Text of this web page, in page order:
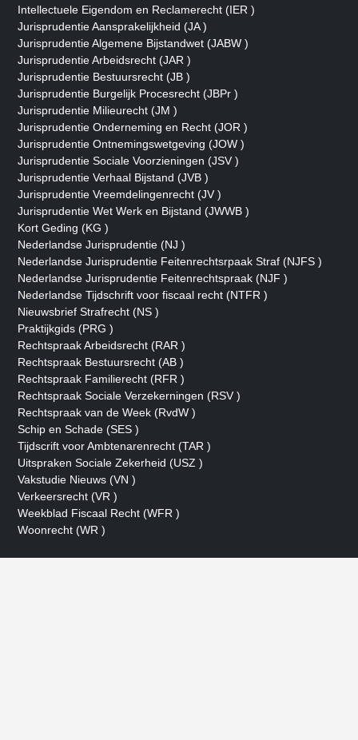
Intellectuele Eigendom en Reclamerecht (IER )
Jurisprudentie Aansprakelijkheid (JA )
Jurisprudentie Algemene Bijstandwet (JABW )
Jurisprudentie Arbeidsrecht (JAR )
Jurisprudentie Bestuursrecht (JB )
Jurisprudentie Burgelijk Procesrecht (JBPr )
Jurisprudentie Milieurecht (JM )
Jurisprudentie Onderneming en Recht (JOR )
Jurisprudentie Ontnemingswetgeving (JOW )
Jurisprudentie Sociale Voorzieningen (JSV )
Jurisprudentie Verhaal Bijstand (JVB )
Jurisprudentie Vreemdelingenrecht (JV )
Jurisprudentie Wet Werk en Bijstand (JWWB )
Kort Geding (KG )
Nederlandse Jurisprudentie (NJ )
Nederlandse Jurisprudentie Feitenrechtsrpaak Straf (NJFS )
Nederlandse Jurisprudentie Feitenrechtspraak (NJF )
Nederlandse Tijdschrift voor fiscaal recht (NTFR )
Nieuwsbrief Strafrecht (NS )
Praktijkgids (PRG )
Rechtspraak Arbeidsrecht (RAR )
Rechtspraak Bestuursrecht (AB )
Rechtspraak Familierecht (RFR )
Rechtspraak Sociale Verzekerningen (RSV )
Rechtspraak van de Week (RvdW )
Schip en Schade (SES )
Tijdscrift voor Ambtenarenrecht (TAR )
Uitspraken Sociale Zekerheid (USZ )
Vakstudie Nieuws (VN )
Verkeersrecht (VR )
Weekblad Fiscaal Recht (WFR )
Woonrecht (WR )